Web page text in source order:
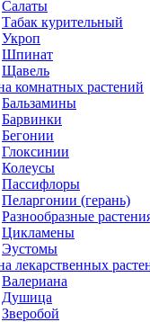
Салаты
Табак курительный
Укроп
Шпинат
Щавель
комнатных растений
Бальзамины
Барвинки
Бегонии
Глоксинии
Колеусы
Пассифлоры
Пеларгонии (герань)
Разнообразные
Цикламены
Эустомы
лекарственных
Валериана
Душица
Зверобой